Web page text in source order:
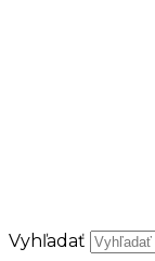
Vyhľadať